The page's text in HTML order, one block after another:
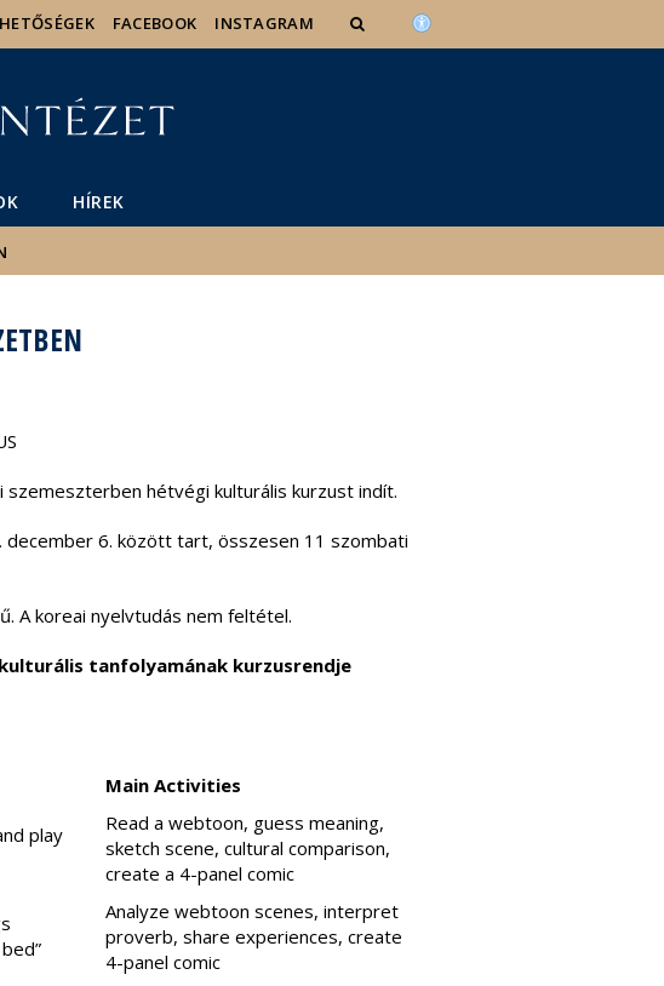
FACEBOOK INSTAGRAM
HÍREK
hétvégi kulturális kurzust indít.
6. között tart, összesen 11 szombati
A koreai nyelvtudás nem feltétel.
tanfolyamának kurzusrendje
Main Activities
play
Read a webtoon, guess meaning,
sketch scene, cultural comparison,
create a 4-panel comic
Analyze webtoon scenes, interpret
proverb, share experiences, create
4-panel comic